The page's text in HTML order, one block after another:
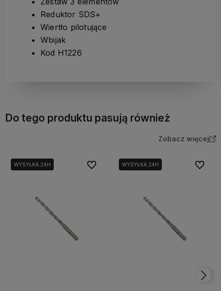
Reduktor SDS+
Wiertło pilotujące
Wbijak
Kod H1226
Do tego produktu pasują również
Zobacz więcej
WYSYŁKA 24H Do ulubionychWYSYŁKA 24H Do